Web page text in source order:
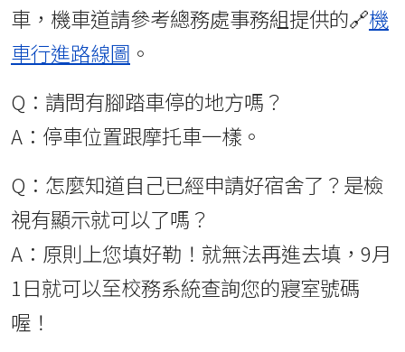
車，機車道請參考總務處事務組提供的🔗機
車行進路線圖 。
Q：請問有腳踏車停的地方嗎？
A：停車位置跟摩托車一樣。
Q：怎麼知道自己已經申請好宿舍了？是檢
視有顯示就可以了嗎？
A：原則上您填好勒！就無法再進去填，9月
1日就可以至校務系統查詢您的寢室號碼
喔！